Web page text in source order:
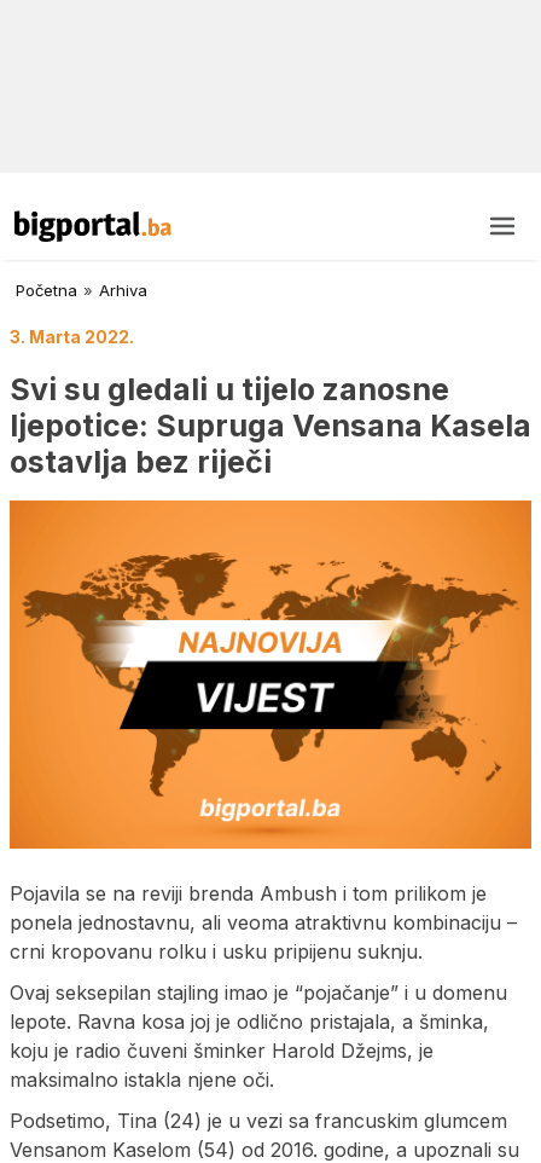
Početna » Arhiva
3. Marta 2022.
Svi su gledali u tijelo zanosne
ljepotice: Supruga Vensana Kasela
ostavlja bez riječi
Pojavila se na reviji brenda Ambush i tom prilikom je
ponela jednostavnu, ali veoma atraktivnu kombinaciju –
crni kropovanu rolku i usku pripijenu suknju.
Ovaj seksepilan stajling imao je “pojačanje” i u domenu
lepote. Ravna kosa joj je odlično pristajala, a šminka,
koju je radio čuveni šminker Harold Džejms, je
maksimalno istakla njene oči.
Podsetimo, Tina (24) je u vezi sa francuskim glumcem
Vensanom Kaselom (54) od 2016. godine, a upoznali su